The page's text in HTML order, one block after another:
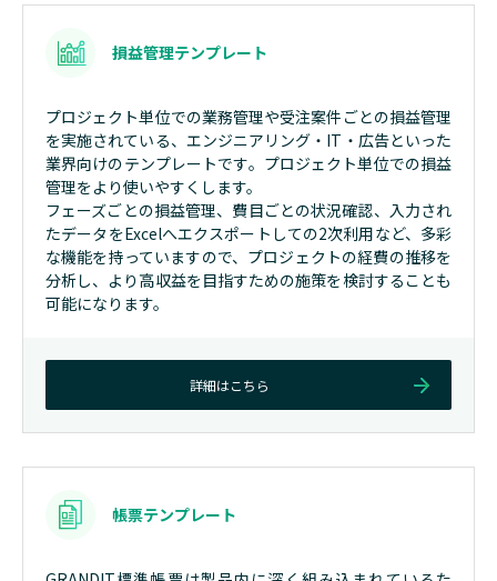
損益管理テンプレート
プロジェクト単位での業務管理や受注案件ごとの損益管理
を実施されている、エンジニアリング・IT・広告といった
業界向けのテンプレートです。プロジェクト単位での損益
管理をより使いやすくします。
フェーズごとの損益管理、費目ごとの状況確認、入力され
たデータをExcelへエクスポートしての2次利用など、多彩
な機能を持っていますので、プロジェクトの経費の推移を
分析し、より高収益を目指すための施策を検討することも
可能になります。
詳細はこちら
帳票テンプレート